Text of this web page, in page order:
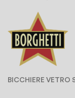
BICCHIERE